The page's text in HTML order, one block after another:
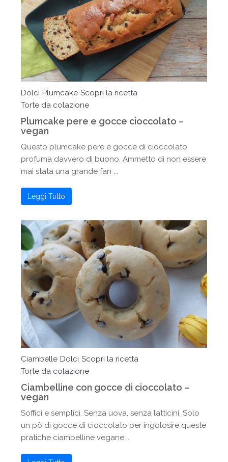
Dolci Plumcake Scopri la ricetta
Torte da colazione
Plumcake pere e gocce cioccolato –
vegan
Questo plumcake pere e gocce di cioccolato
profuma davvero di buono. Ammetto di non essere
mai stata una grande fan ...
Leggi Tutto
Ciambelle Dolci Scopri la ricetta
Torte da colazione
Ciambelline con gocce di cioccolato –
vegan
Soffici e semplici. Senza uova, senza latticini. Solo
un pò di gocce di cioccolato per ingolosire queste
pratiche ciambelline vegane ...